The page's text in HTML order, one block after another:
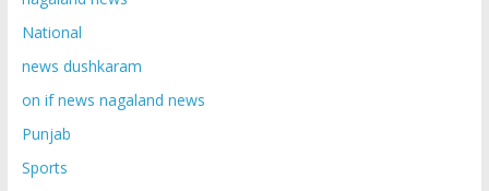
National
news dushkaram
on if news nagaland news
Punjab
Sports